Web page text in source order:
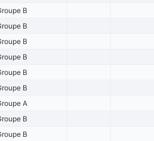
B
B
B
B
B
B
A
B
B